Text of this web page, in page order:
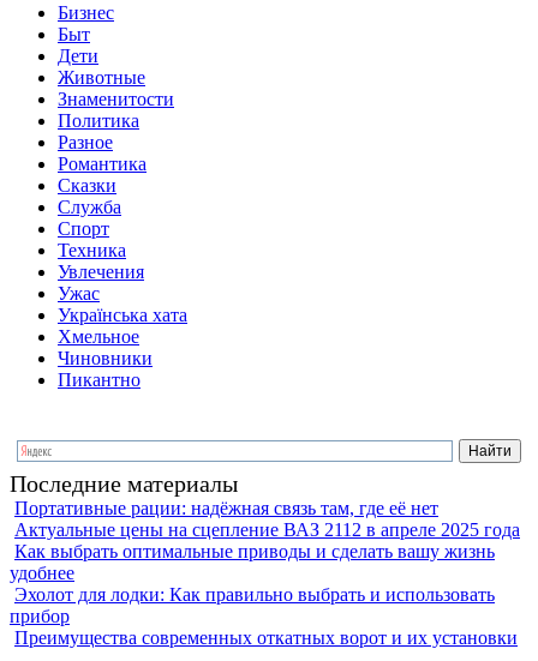
Бизнес
Быт
Дети
Животные
Знаменитости
Политика
Разное
Романтика
Сказки
Служба
Спорт
Техника
Увлечения
Ужас
Українська хата
Хмельное
Чиновники
Пикантно
Последние материалы
Портативные рации: надёжная связь там, где её нет
Актуальные цены на сцепление ВАЗ 2112 в апреле 2025 года
Как выбрать оптимальные приводы и сделать вашу жизнь
удобнее
Эхолот для лодки: Как правильно выбрать и использовать
прибор
Преимущества современных откатных ворот и их установки